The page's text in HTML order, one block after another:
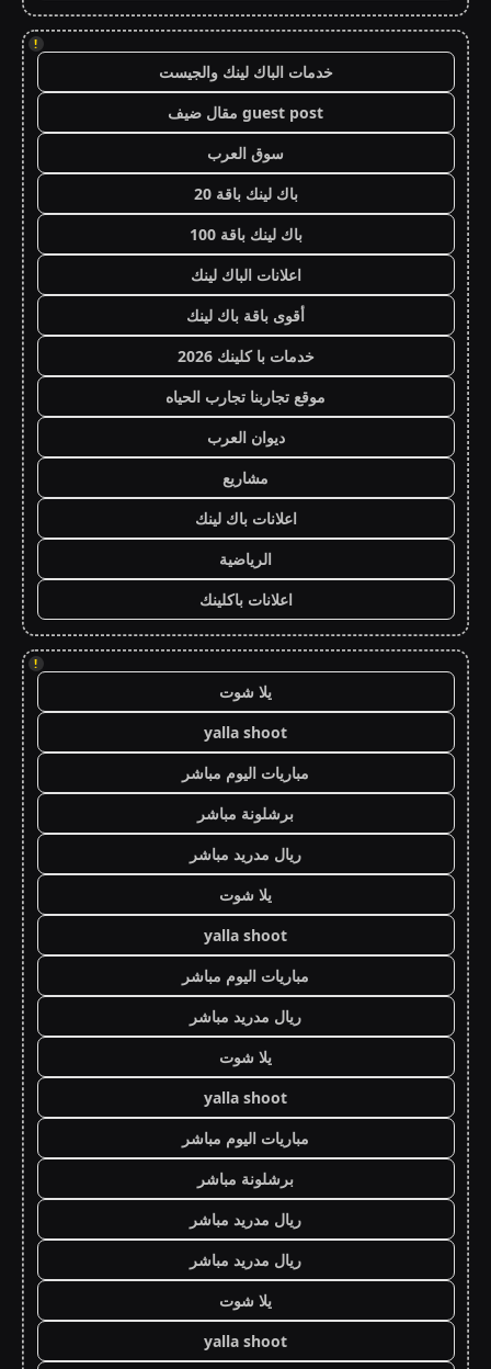
!
خدمات الباك لينك والجيست
guest post مقال ضيف
سوق العرب
باك لينك باقة 20
باك لينك باقة 100
اعلانات الباك لينك
أقوى باقة باك لينك
خدمات با كلينك 2026
موقع تجاربنا تجارب الحياه
ديوان العرب
مشاريع
اعلانات باك لينك
الرياضية
اعلانات باكلينك
!
يلا شوت
yalla shoot
مباريات اليوم مباشر
برشلونة مباشر
ريال مدريد مباشر
يلا شوت
yalla shoot
مباريات اليوم مباشر
ريال مدريد مباشر
يلا شوت
yalla shoot
مباريات اليوم مباشر
برشلونة مباشر
ريال مدريد مباشر
ريال مدريد مباشر
يلا شوت
yalla shoot